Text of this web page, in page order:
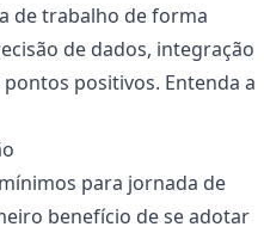
de trabalho de forma
de dados, integração
positivos. Entenda a
para jornada de
benefício de se adotar